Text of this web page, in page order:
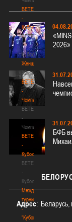
BETERA
-
Кубок
BETERA
-
Кубок
Женщины
Женщины
BETERA
-
Чемпионат
BETERA
-
Чемпионат
BETERA
-
Кубок
BETERA
-
Кубок
Международный
турнир
-
"Кубок
2026»
БФБ
Адрес: Беларусь,